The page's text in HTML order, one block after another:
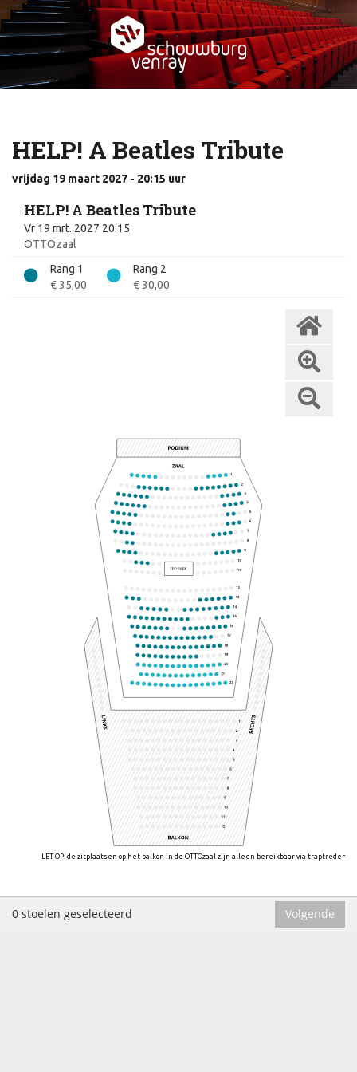
HELP! A Beatles Tribute
vrijdag 19 maart 2027 - 20:15 uur
HELP! A Beatles Tribute
Vr 19 mrt. 2027 20:15
OTTOzaal
Rang 1
€ 35,00
Rang 2
€ 30,00
LET OP: de zitplaatsen op het balkon in de OTTOzaal zijn alleen bereikbaar via traptreden.
0 stoelen geselecteerd Volgende